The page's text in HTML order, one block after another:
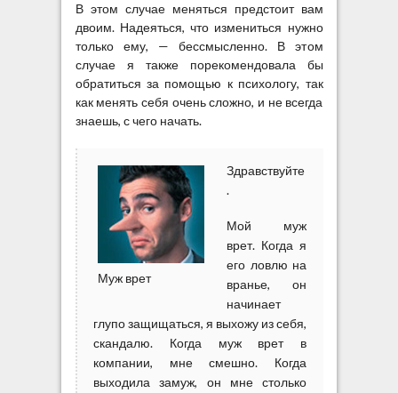
В этом случае меняться предстоит вам
двоим. Надеяться, что измениться нужно
только ему, — бессмысленно. В этом
случае я также порекомендовала бы
обратиться за помощью к психологу, так
как менять себя очень сложно, и не всегда
знаешь, с чего начать.
Муж врет
Здравствуйте
.
Мой муж
врет. Когда я
его ловлю на
вранье, он
начинает
глупо защищаться, я выхожу из себя,
скандалю. Когда муж врет в
компании, мне смешно. Когда
выходила замуж, он мне столько